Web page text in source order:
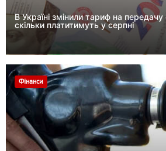
В Україні змінили тариф на передачу
скільки платитимуть у серпні
Фінанси